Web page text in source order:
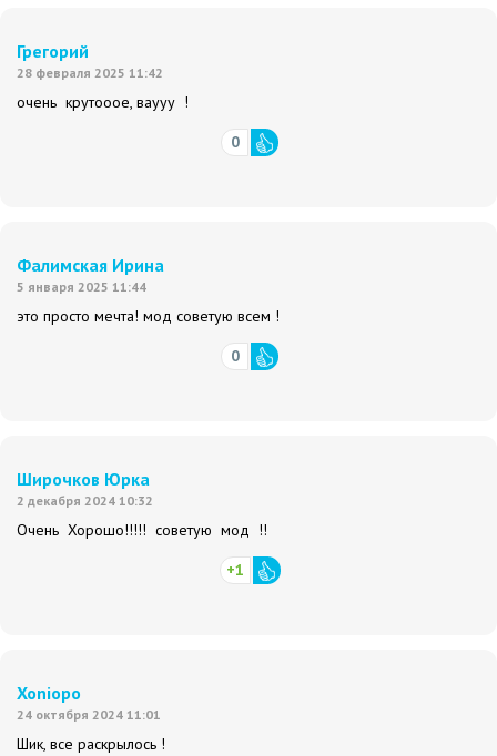
Грегорий
28 февраля 2025 11:42
очень крутооое, ваууу !
0
Фалимская Ирина
5 января 2025 11:44
это просто мечта! мод советую всем !
0
Широчков Юрка
2 декабря 2024 10:32
Очень Хорошо!!!!! советую мод !!
+1
Xoniopo
24 октября 2024 11:01
Шик, все раскрылось !